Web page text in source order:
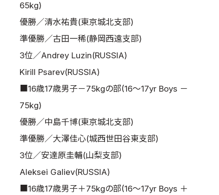
65kg)
優勝／清水祐貴(東京城北支部)
準優勝／古田一稀(静岡西遠支部)
3位／Andrey Luzin(RUSSIA)
Kirill Psarev(RUSSIA)
■16歳17歳男子－75kgの部(16～17yr Boys －
75kg)
優勝／中島千博(東京城北支部)
準優勝／大澤佳心(城西世田谷東支部)
3位／安達原圭輔(山梨支部)
Aleksei Galiev(RUSSIA)
■16歳17歳男子＋75kgの部(16～17yr Boys ＋